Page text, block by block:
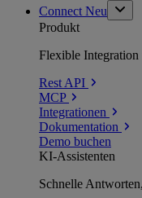
Connect Neu
Produkt
Flexible
Rest API
MCP
Integrationen
Dokumentation
Demo buchen
KI-Assistenten
Schnelle